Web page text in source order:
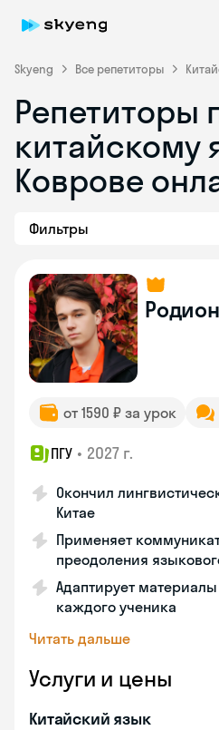
Skyeng Все репетиторы
Репетиторы
китайскому
Коврове
Фильтры
Родион
от 1590 ₽ за урок
ПГУ • 2027 г.
Окончил
Китае
Применяет
преодоления
Адаптирует
каждого ученика
Читать дальше
Услуги и цены
Китайский язык
Skyeng Chat